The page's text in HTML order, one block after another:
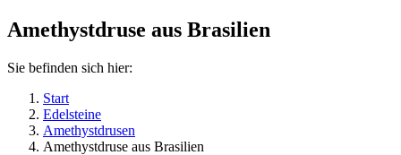
Amethystdruse aus Brasilien
Sie befinden sich hier:
Start
Edelsteine
Amethystdrusen
Amethystdruse aus Brasilien